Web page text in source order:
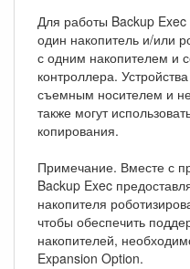
Для работы Backup
один накопитель и/или
с одним накопителем и
контроллера.
съемным носителем и
также могут
копирования.
Примечание. Вместе с
Backup Exec
накопителя
чтобы обеспечить
накопителей,
Expansion Option.